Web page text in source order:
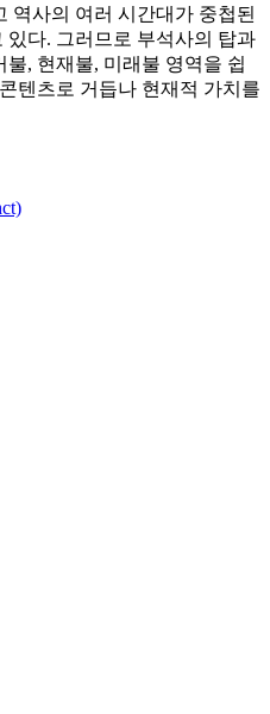
역사의 여러 시간대가 중첩된
다. 그러므로 부석사의 탑과
, 현재불, 미래불 영역을 쉽
텐츠로 거듭나 현재적 가치를